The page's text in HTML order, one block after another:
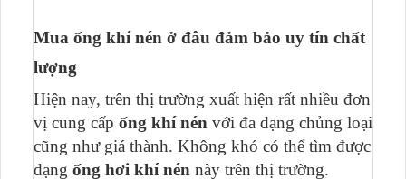
Mua ống khí nén ở đâu đảm bảo uy tín chất
lượng
Hiện nay, trên thị trường xuất hiện rất nhiều đơn
vị cung cấp ống khí nén với đa dạng chủng loại
cũng như giá thành. Không khó có thể tìm được
dạng ống hơi khí nén này trên thị trường.